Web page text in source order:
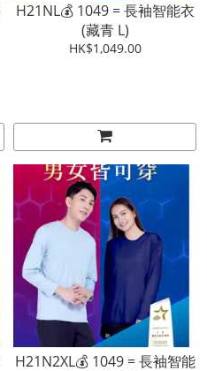
H21NL💰 1049 = 長袖智能衣
(藏青 L)
HK$1,049.00
H21N2XL💰 1049 = 長袖智能